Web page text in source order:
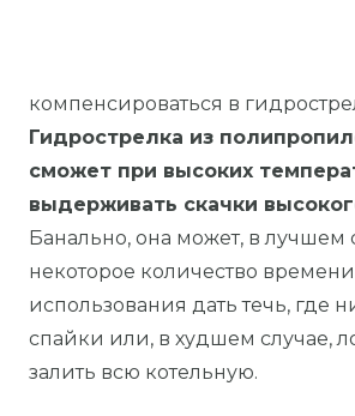
компенсироваться в
Гидрострелка из
сможет при высоких
выдерживать скачки
Банально, она может, в лучшем
некоторое количество времени
использования дать течь, где
спайки или, в худшем случае,
залить всю котельную.